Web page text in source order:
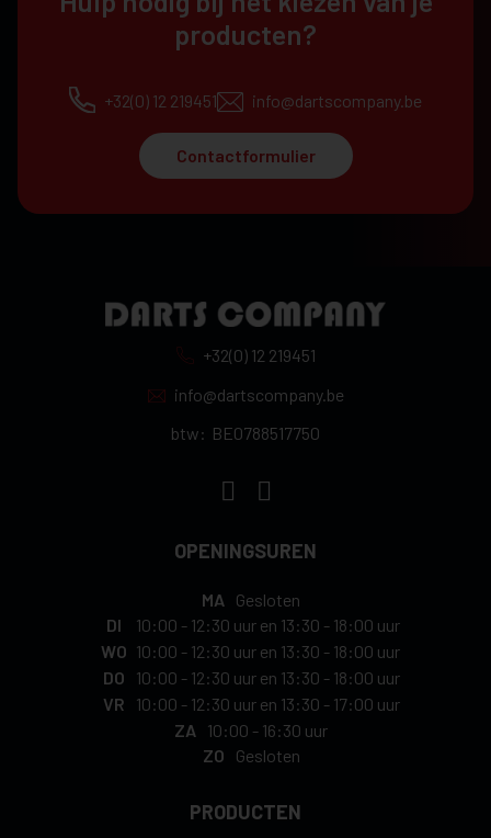
producten?
+32(0) 12 219451 info@dartscompany.be
Contactformulier
+32(0) 12 219451
info@dartscompany.be
btw: BE0788517750
OPENINGSUREN
MA
Gesloten
DI
10:00 - 12:30 uur en 13:30 - 18:00 uur
WO 10:00 - 12:30 uur en 13:30 - 18:00 uur
DO
10:00 - 12:30 uur en 13:30 - 18:00 uur
VR
10:00 - 12:30 uur en 13:30 - 17:00 uur
ZA
10:00 - 16:30 uur
ZO
Gesloten
PRODUCTEN